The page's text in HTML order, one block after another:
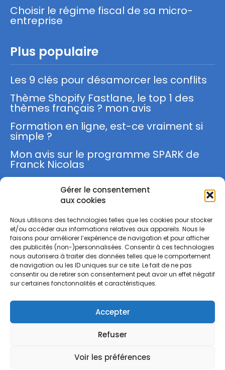
Gérer le consentement
aux cookies
Nous utilisons des technologies telles que les cookies pour stocker
et/ou accéder aux informations relatives aux appareils. Nous le
faisons pour améliorer l’expérience de navigation et pour afficher
des publicités (non-)personnalisées. Consentir à ces technologies
nous autorisera à traiter des données telles que le comportement
de navigation ou les ID uniques sur ce site. Le fait de ne pas
consentir ou de retirer son consentement peut avoir un effet négatif
sur certaines fonctonnalités et caractéristiques.
Accepter
Refuser
Voir les préférences
Choisir le régime fiscal de sa micro-
entreprise
Plus populaire
Les 9 clés pour désamorcer les conflits
Thème Shopify Fastlane, le top 1 des
thèmes français ? mon avis
Formation en ligne, est-ce vraiment si
simple ?
Mon avis sur le programme SPARK de
Franck Nicolas
S'inscrire
M'INSCRIRE
J'ai lu et j'accepte laPolitique de Confidentialité
Mentions légales Politique de confidentialité